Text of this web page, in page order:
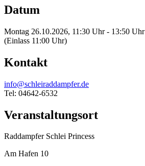
Datum
Montag 26.10.2026, 11:30 Uhr - 13:50 Uhr
(Einlass 11:00 Uhr)
Kontakt
info@schleiraddampfer.de
Tel: 04642-6532
Veranstaltungsort
Raddampfer Schlei Princess
Am Hafen 10